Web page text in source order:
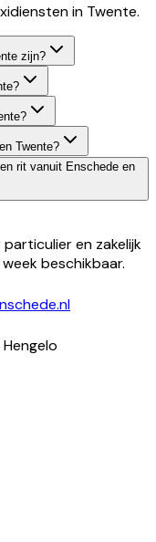
in Twente.
zijn?
Twente?
rit vanuit Enschede en
en zakelijk
beschikbaar.